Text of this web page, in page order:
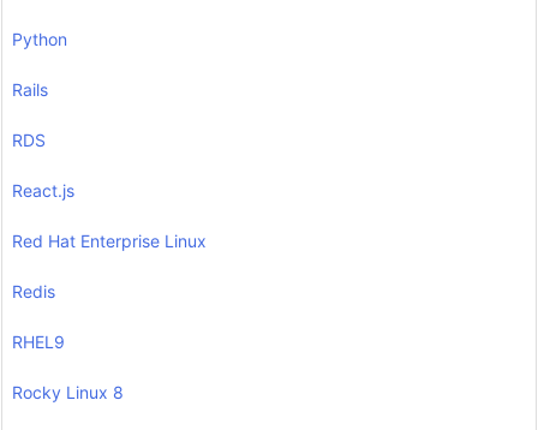
Python
Rails
RDS
React.js
Red Hat Enterprise Linux
Redis
RHEL9
Rocky Linux 8